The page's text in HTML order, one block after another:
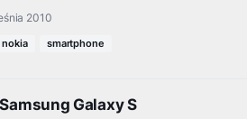
2010
nokia smartphone
Galaxy S